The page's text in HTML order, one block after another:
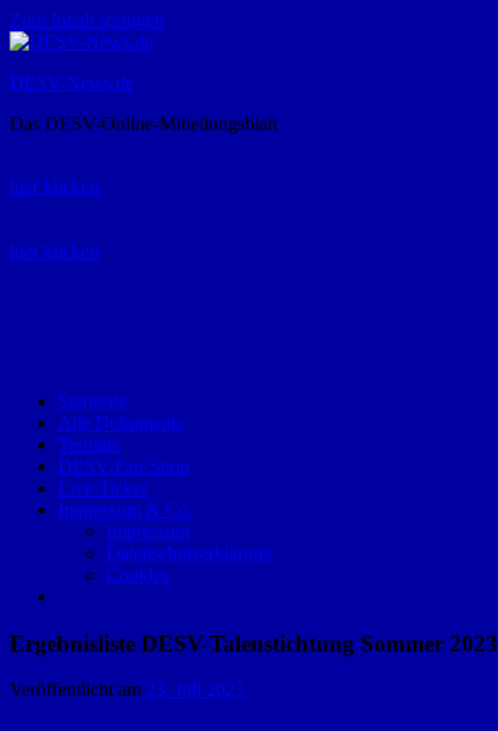
Zum Inhalt springen
DESV-News.de
Das DESV-Online-Mitteilungsblatt
hier klicken
hier klicken
Startseite
Alle Dokumente
Termine
DESV-Fan-Shop
Live-Ticker
Impressum & Co.
Impressum
Datenschutzerklärung
Cookies
Ergebnisliste DESV-Talenstichtung Sommer 2023
Veröffentlicht am 23. Juli 2023